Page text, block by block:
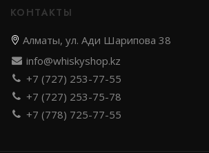
КОНТАКТЫ
Алматы, ул. Ади Шарипова 38
info@whiskyshop.kz
+7 (727) 253-77-55
+7 (727) 253-75-78
+7 (778) 725-77-55
Выдержка
8 лет
12 лет